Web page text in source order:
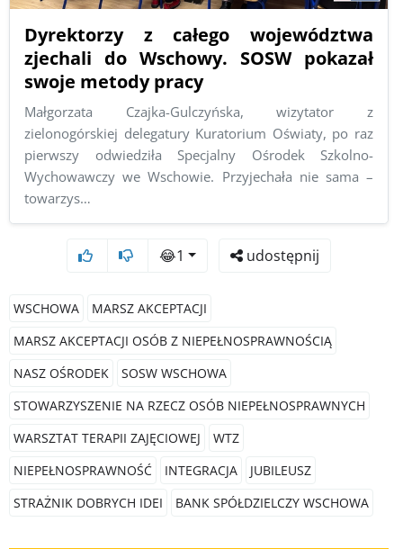
Dyrektorzy z całego województwa
zjechali do Wschowy. SOSW pokazał
swoje metody pracy
Małgorzata Czajka-Gulczyńska, wizytator z
zielonogórskiej delegatury Kuratorium Oświaty, po raz
pierwszy odwiedziła Specjalny Ośrodek Szkolno-
Wychowawczy we Wschowie. Przyjechała nie sama –
towarzys…
😂1 udostępnij
WSCHOWA
MARSZ AKCEPTACJI
MARSZ AKCEPTACJI OSÓB Z NIEPEŁNOSPRAWNOŚCIĄ
NASZ OŚRODEK
SOSW WSCHOWA
STOWARZYSZENIE NA RZECZ OSÓB NIEPEŁNOSPRAWNYCH
WARSZTAT TERAPII ZAJĘCIOWEJ
WTZ
NIEPEŁNOSPRAWNOŚĆ
INTEGRACJA
JUBILEUSZ
STRAŻNIK DOBRYCH IDEI
BANK SPÓŁDZIELCZY WSCHOWA